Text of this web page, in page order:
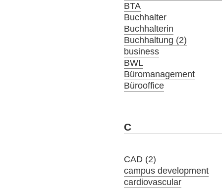
BTA
Buchhalter
Buchhalterin
Buchhaltung (2)
business
BWL
Büromanagement
Bürooffice
C
CAD (2)
campus development
cardiovascular